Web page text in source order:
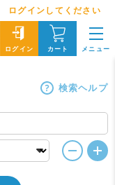
ログインしてください
ログイン カート メニュー
検索ヘルプ